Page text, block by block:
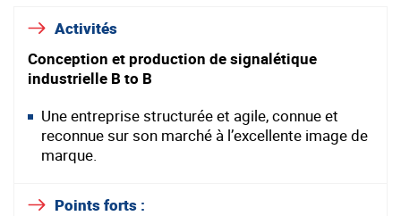
Activités
Conception et production de signalétique
industrielle B to B
Une entreprise structurée et agile, connue et
reconnue sur son marché à l’excellente image de
marque.
Points forts :